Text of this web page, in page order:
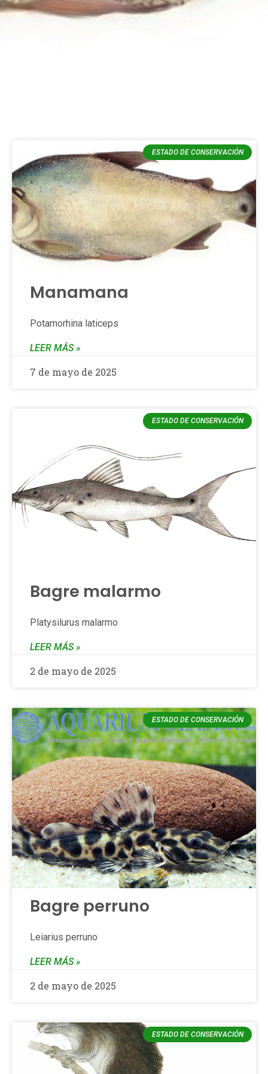
ESTADO DE CONSERVACIÓN
Manamana
Potamorhina laticeps
LEER MÁS »
7 de mayo de 2025
ESTADO DE CONSERVACIÓN
Bagre malarmo
Platysilurus malarmo
LEER MÁS »
2 de mayo de 2025
ESTADO DE CONSERVACIÓN
Bagre perruno
Leiarius perruno
LEER MÁS »
2 de mayo de 2025
ESTADO DE CONSERVACIÓN